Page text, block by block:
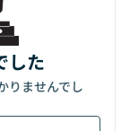
した
りませんでし